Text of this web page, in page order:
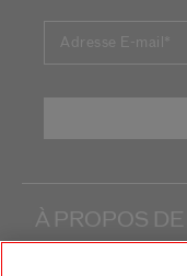
*
Adresse E-mail
À PROPOS